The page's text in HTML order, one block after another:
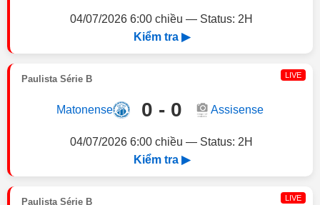
04/07/2026 6:00 chiều — Status: 2H
Kiểm tra ▶
Paulista Série B LIVE
Matonense 0 - 0 Assisense
04/07/2026 6:00 chiều — Status: 2H
Kiểm tra ▶
Paulista Série B LIVE